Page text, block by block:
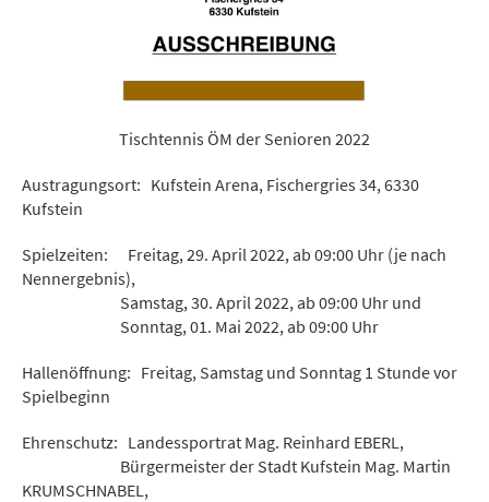
Tischtennis ÖM der Senioren 2022
Austragungsort: Kufstein Arena, Fischergries 34, 6330
Kufstein
Spielzeiten: Freitag, 29. April 2022, ab 09:00 Uhr (je nach
Nennergebnis),
Samstag, 30. April 2022, ab 09:00 Uhr und
Sonntag, 01. Mai 2022, ab 09:00 Uhr
Hallenöffnung: Freitag, Samstag und Sonntag 1 Stunde vor
Spielbeginn
Ehrenschutz: Landessportrat Mag. Reinhard EBERL,
Bürgermeister der Stadt Kufstein Mag. Martin
KRUMSCHNABEL,